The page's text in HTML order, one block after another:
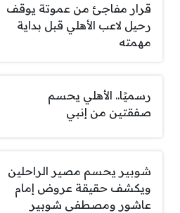
قرار مفاجئ من عموتة يوقف
رحيل لاعب الأهلي قبل بداية
مهمته
رسميًا.. الأهلي يحسم
صفقتين من إنبي
شوبير يحسم مصير الراحلين
ويكشف حقيقة عروض إمام
عاشور ومصطفى شوبير